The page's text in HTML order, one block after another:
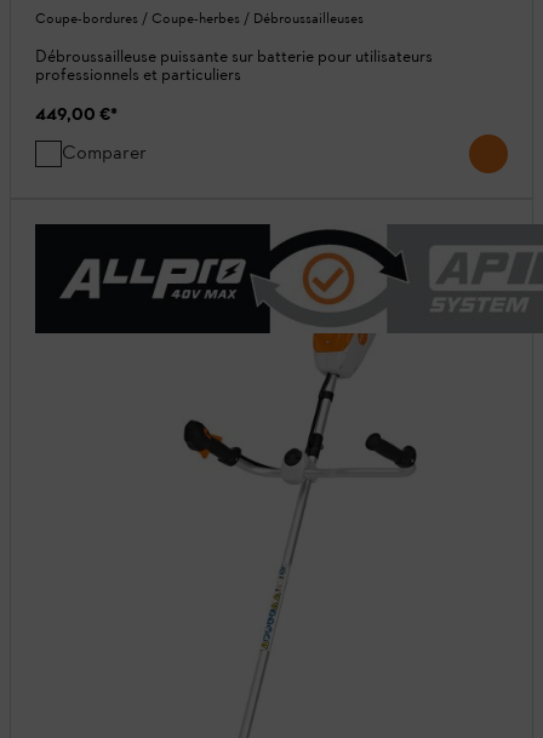
Coupe-bordures / Coupe-herbes / Débroussailleuses
Débroussailleuse puissante sur batterie pour utilisateurs
professionnels et particuliers
449,00 €*
Comparer